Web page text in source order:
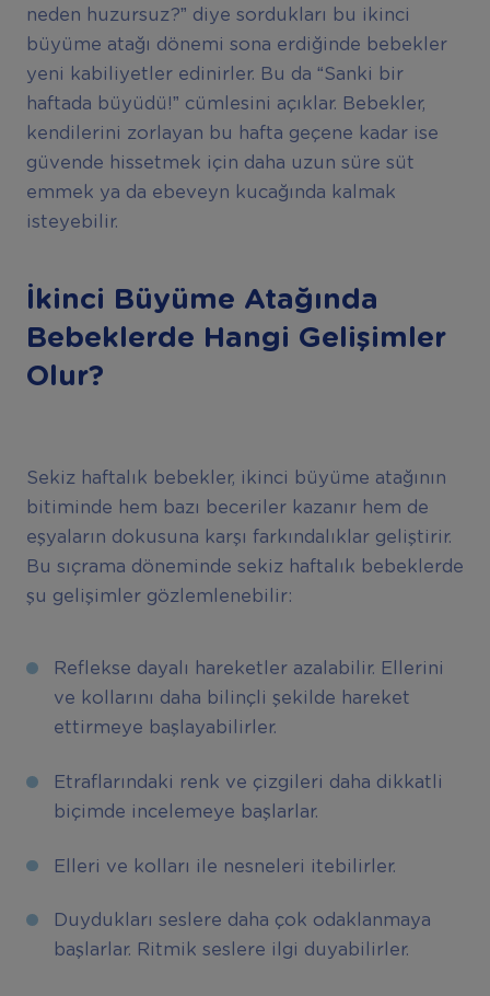
neden huzursuz?” diye sordukları bu ikinci
büyüme atağı dönemi sona erdiğinde bebekler
yeni kabiliyetler edinirler. Bu da “Sanki bir
haftada büyüdü!” cümlesini açıklar. Bebekler,
kendilerini zorlayan bu hafta geçene kadar ise
güvende hissetmek için daha uzun süre süt
emmek ya da ebeveyn kucağında kalmak
isteyebilir.
İkinci Büyüme Atağında
Bebeklerde Hangi Gelişimler
Olur?
Sekiz haftalık bebekler, ikinci büyüme atağının
bitiminde hem bazı beceriler kazanır hem de
eşyaların dokusuna karşı farkındalıklar geliştirir.
Bu sıçrama döneminde sekiz haftalık bebeklerde
şu gelişimler gözlemlenebilir:
Reflekse dayalı hareketler azalabilir. Ellerini
ve kollarını daha bilinçli şekilde hareket
ettirmeye başlayabilirler.
Etraflarındaki renk ve çizgileri daha dikkatli
biçimde incelemeye başlarlar.
Elleri ve kolları ile nesneleri itebilirler.
Duydukları seslere daha çok odaklanmaya
başlarlar. Ritmik seslere ilgi duyabilirler.